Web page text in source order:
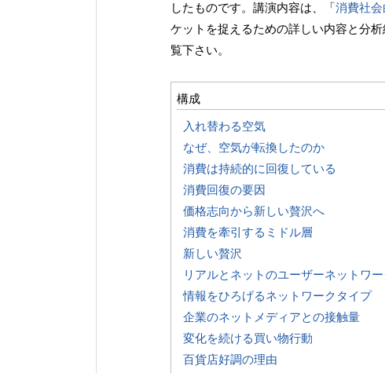
したものです。講演内容は、「消費社会
ケットを捉えるための詳しい内容と分
覧下さい。
構成
入れ替わる空気
なぜ、空気が転換したのか
消費は持続的に回復している
消費回復の要因
価格志向から新しい贅沢へ
消費を牽引するミドル層
新しい贅沢
リアルとネットのユーザーネットワー
情報をひろげるネットワークタイプ
企業のネットメディアとの接触量
変化を続ける買い物行動
百貨店好調の理由